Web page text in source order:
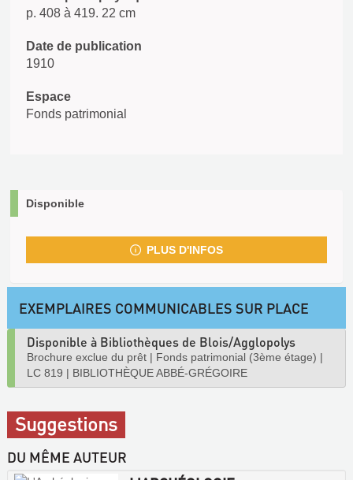
p. 408 à 419. 22 cm
Date de publication
1910
Espace
Fonds patrimonial
Disponible
PLUS D'INFOS
EXEMPLAIRES COMMUNICABLES SUR PLACE
Disponible à Bibliothèques de Blois/Agglopolys
Brochure exclue du prêt | Fonds patrimonial (3ème étage) |
LC 819 | BIBLIOTHÈQUE ABBÉ-GRÉGOIRE
Suggestions
DU MÊME AUTEUR